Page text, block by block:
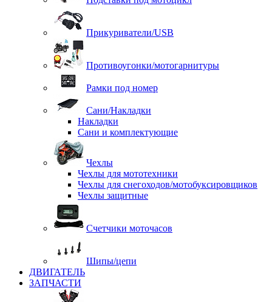
Прикуриватели/USB
Противоугонки/мотогарнитуры
Рамки под номер
Сани/Накладки
Накладки
Сани и комплектующие
Чехлы
Чехлы для мототехники
Чехлы для снегоходов/мотобуксировщиков
Чехлы защитные
Счетчики моточасов
Шипы/цепи
ДВИГАТЕЛЬ
ЗАПЧАСТИ